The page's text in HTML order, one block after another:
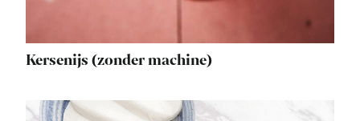
Kersenijs (zonder machine)